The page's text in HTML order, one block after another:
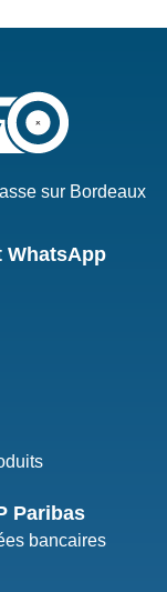
sur Bordeaux
WhatsApp
Paribas
bancaires